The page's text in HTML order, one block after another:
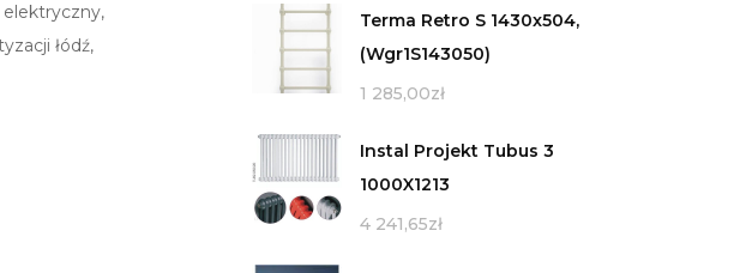
elektryczny,
łódź,
Terma Retro S 1430x504,
(Wgr1S143050)
1 285,00zł
Instal Projekt Tubus 3
1000X1213
4 241,65zł